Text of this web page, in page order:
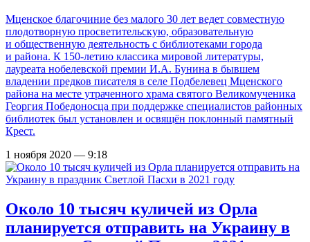
Мценское благочиние без малого 30 лет ведет совместную
плодотворную просветительскую, образовательную
и общественную деятельность с библиотеками города
и района. К 150-летию классика мировой литературы,
лауреата нобелевской премии И.А. Бунина в бывшем
владении предков писателя в селе Подбелевец Мценского
района на месте утраченного храма святого Великомученика
Георгия Победоносца при поддержке специалистов районных
библиотек был установлен и освящён поклонный памятный
Крест.
1 ноября 2020 — 9:18
Около 10 тысяч куличей из Орла
планируется отправить на Украину в